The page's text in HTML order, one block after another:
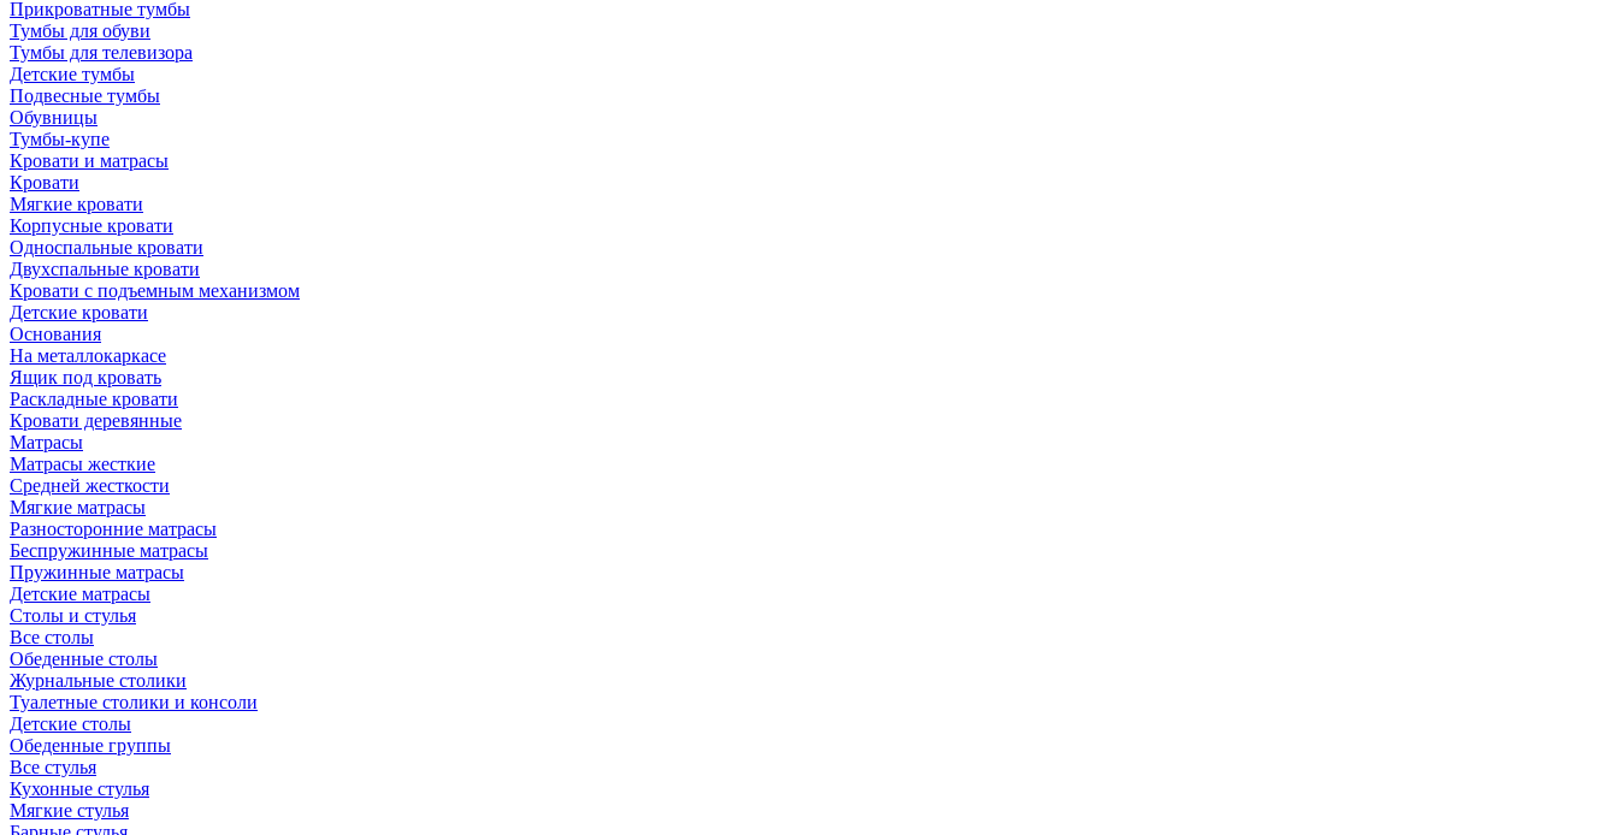
Прикроватные тумбы
Тумбы для обуви
Тумбы для телевизора
Детские тумбы
Подвесные тумбы
Обувницы
Тумбы-купе
Кровати и матрасы
Кровати
Мягкие кровати
Корпусные кровати
Односпальные кровати
Двухспальные кровати
Кровати с подъемным механизмом
Детские кровати
Основания
На металлокаркасе
Ящик под кровать
Раскладные кровати
Кровати деревянные
Матрасы
Матрасы жесткие
Средней жесткости
Мягкие матрасы
Разносторонние матрасы
Беспружинные матрасы
Пружинные матрасы
Детские матрасы
Столы и стулья
Все столы
Обеденные столы
Журнальные столики
Туалетные столики и консоли
Детские столы
Обеденные группы
Все стулья
Кухонные стулья
Мягкие стулья